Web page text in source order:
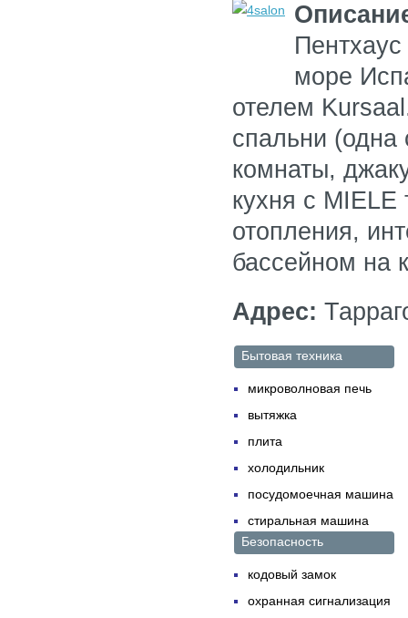
море
отелем
спальни
комнаты,
кухня с
отопления,
бассейном на
Адрес:
Бытовая техника
микроволновая печь
вытяжка
плита
холодильник
посудомоечная машина
стиральная машина
Безопасность
кодовый замок
охранная сигнализация